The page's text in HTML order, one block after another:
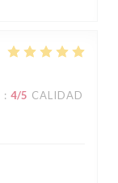
: 4/5 CALIDAD